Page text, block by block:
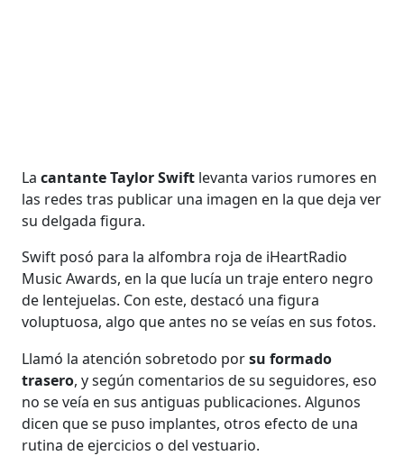
Lacantante Taylor Swift levanta varios rumores en
las redes tras publicar una imagen en la que deja ver
su delgada figura.
Swift posó para la alfombra roja de iHeartRadio
Music Awards, en la que lucía un traje entero negro
de lentejuelas. Con este, destacó una figura
voluptuosa, algo que antes no se veías en sus fotos.
Llamó la atención sobretodo porsu formado
trasero, y según comentarios de su seguidores, eso
no se veía en sus antiguas publicaciones. Algunos
dicen que se puso implantes, otros efecto de una
rutina de ejercicios o del vestuario.